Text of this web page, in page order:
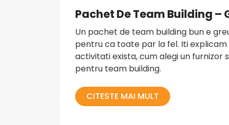
Pachet De Team Building –
Un pachet de team building bun e
pentru ca toate par la fel. Iti
activitati exista, cum alegi un furnizor
pentru team building.
CITESTE MAI MULT